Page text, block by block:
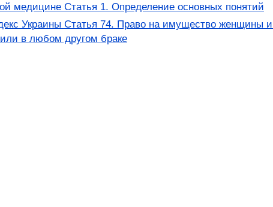
медицине Статья 1. Определение основных понятий
Украины Статья 74. Право на имущество женщины
в любом другом браке